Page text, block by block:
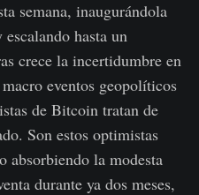
semana, inaugurándola
hasta un
crece la incertidumbre en
eventos geopolíticos
de Bitcoin tratan de
Son estos optimistas
absorbiendo la modesta
durante ya dos meses,